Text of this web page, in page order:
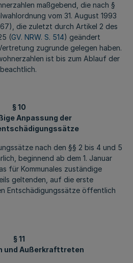
maßgebend, die nach §
vom 31. August 1993
die zuletzt durch Artikel 2 des
(GV. NRW. S. 514) geändert
zugrunde gelegen haben.
ist bis zum Ablauf der
§ 10
Anpassung der
nach den §§ 2 bis 4 und 5
beginnend ab dem 1. Januar
für Kommunales zuständige
geltenden, auf die erste
Entschädigungssätze öffentlich
§ 11
und Außerkrafttreten